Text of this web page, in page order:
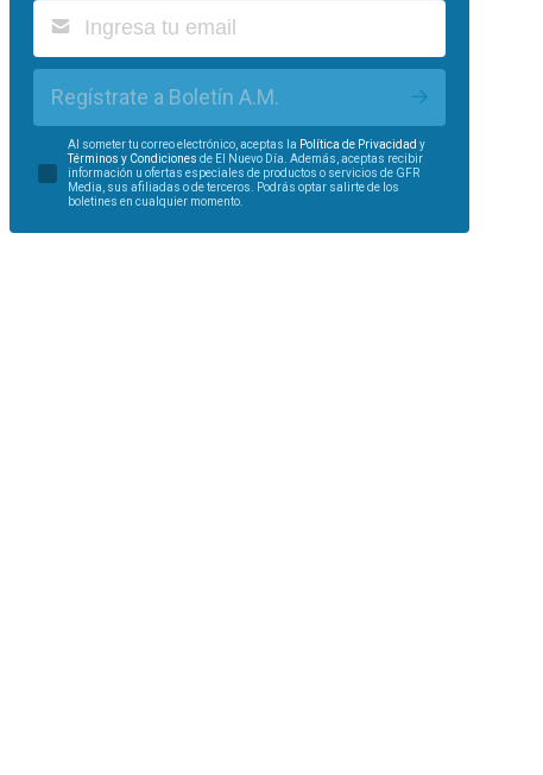
Regístrate a Boletín A.M.
Al someter tu correo electrónico, aceptas la Política de Privacidad y
Términos y Condiciones de El Nuevo Día. Además, aceptas recibir
información u ofertas especiales de productos o servicios de GFR
Media, sus afiliadas o de terceros. Podrás optar salirte de los
boletines en cualquier momento.